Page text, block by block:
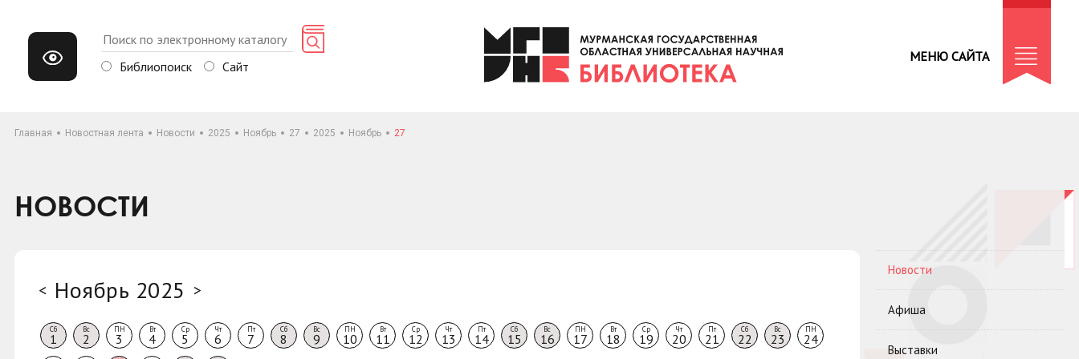
Библиопоиск Сайт
МЕНЮ САЙТА
Главная Новостная лента Новости 2025 Ноябрь 27 2025 Ноябрь 27
НОВОСТИ
< Ноябрь 2025 >
Сб
1
Вс
2
ПН
3
Вт
4
Ср
5
Чт
6
Пт
7
Сб
8
Вс
9
ПН
10
Вт
11
Ср
12
Чт
13
Пт
14
Сб
15
Вс
16
ПН
17
Вт
18
Ср
19
Чт
20
Пт
21
Сб
22
Вс
23
ПН
24
Новости
Афиша
Выставки